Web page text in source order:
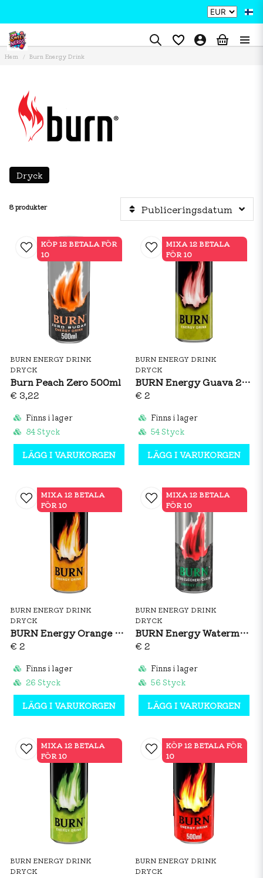
Hem Burn Energy Drink
Dryck
8 produkter Publiceringsdatum
BURN ENERGY DRINK
DRYCK
Burn Peach Zero 500ml
€ 3,22
Finns i lager
84 Styck
LÄGG I VARUKORGEN
KÖP 12 BETALA FÖR
10
BURN ENERGY DRINK
DRYCK
BURN Energy Guava 250ml
€ 2
Finns i lager
54 Styck
LÄGG I VARUKORGEN
MIXA 12 BETALA
FÖR 10
BURN ENERGY DRINK
DRYCK
BURN Energy Orange Fire 250ml
€ 2
Finns i lager
26 Styck
LÄGG I VARUKORGEN
MIXA 12 BETALA
FÖR 10
BURN ENERGY DRINK
DRYCK
BURN Energy Watermelon Zero 250ml
€ 2
Finns i lager
56 Styck
LÄGG I VARUKORGEN
MIXA 12 BETALA
FÖR 10
BURN ENERGY DRINK
DRYCK
MIXA 12 BETALA
FÖR 10
BURN ENERGY DRINK
DRYCK
KÖP 12 BETALA FÖR
10